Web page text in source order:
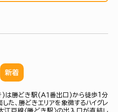
新着
)は勝どき駅(Ａ１番出口)から徒歩1分
た、勝どきエリアを象徴するハイグレ
江戸線〈勝どき駅〉の出入口が直結し